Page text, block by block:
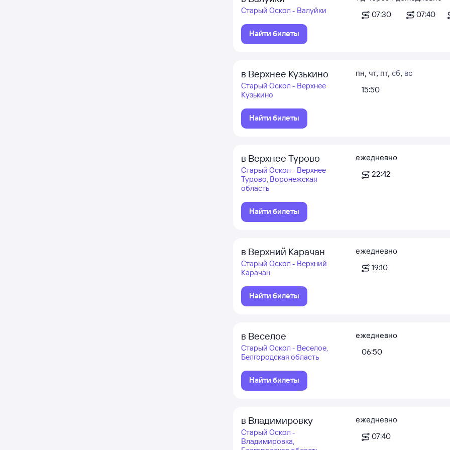
Старый Оскол - Валуйки
Найти билеты
07:30
07:40
в Верхнее Кузькино
Старый Оскол - Верхнее
Кузькино
Найти билеты
пн, чт, пт, сб, вс
15:50
в Верхнее Турово
Старый Оскол - Верхнее
Турово, Воронежская
область
Найти билеты
ежедневно
22:42
в Верхний Карачан
Старый Оскол - Верхний
Карачан
Найти билеты
ежедневно
19:10
в Веселое
Старый Оскол - Веселое,
Белгородская область
Найти билеты
ежедневно
06:50
в Владимировку
Старый Оскол -
Владимировка,
ежедневно
07:40